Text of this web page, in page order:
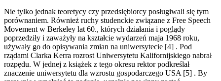
Nie tylko jednak teoretycy czy przedsiębiorcy posługiwali się tym
porównaniem. Również ruchy studenckie związane z Free Speech
Movement w Berkeley lat 60., których działania i poglądy
poprzedziły i zaważyły na kształcie wydarzeń maja 1968 roku,
używały go do opisywania zmian na uniwersytecie [4] . Pod
rządami Clarka Kerra rozrost Uniwersytetu Kalifornijskiego nabrał
rozpędu. W jednej z książek z tego okresu rektor podkreślał
znaczenie uniwersytetu dla wzrostu gospodarczego USA [5] . By